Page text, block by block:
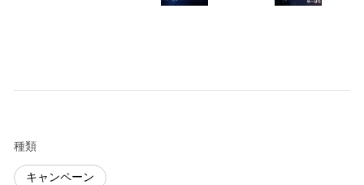
種類
キャンペーン